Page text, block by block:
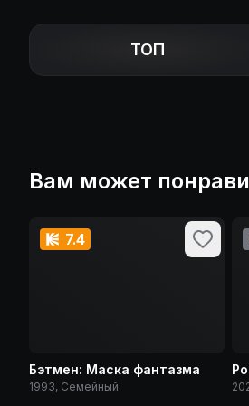
ТОП
Вам может
7.4
Бэтмен: Маска фантазма
1993, Семейный